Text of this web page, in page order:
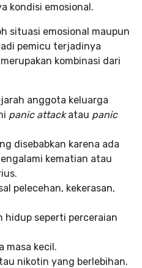
kondisi emosional.
situasi emosional maupun
pemicu terjadinya
kombinasi dari
anggota keluarga
panic attackatau panic
disebabkan karena ada
kematian atau
pelecehan, kekerasan,
hidup seperti perceraian
masa kecil.
nikotin yang berlebihan.